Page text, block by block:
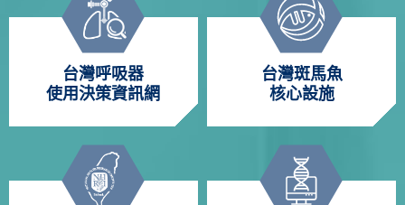
台灣呼吸器
使用決策資訊網
台灣斑馬魚
核心設施